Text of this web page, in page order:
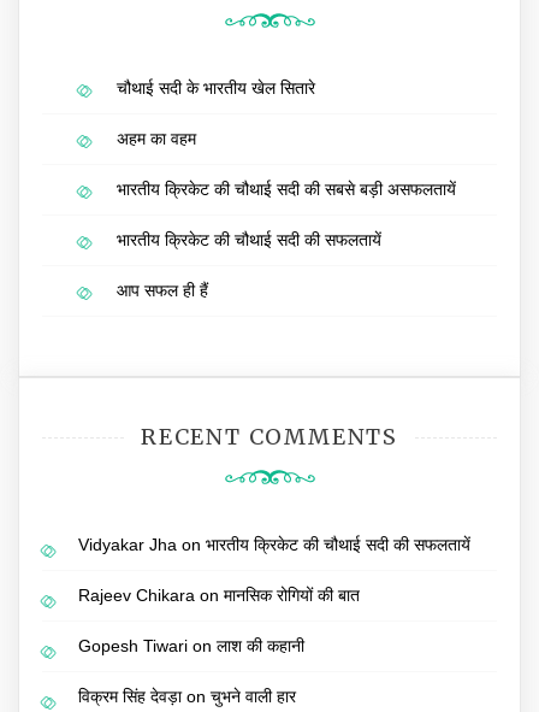
चौथाई सदी के भारतीय खेल सितारे
अहम का वहम
भारतीय क्रिकेट की चौथाई सदी की सबसे बड़ी असफलतायें
भारतीय क्रिकेट की चौथाई सदी की सफलतायें
आप सफल ही हैं
RECENT COMMENTS
Vidyakar Jha on भारतीय क्रिकेट की चौथाई सदी की सफलतायें
Rajeev Chikara on मानसिक रोगियों की बात
Gopesh Tiwari on लाश की कहानी
विक्रम सिंह देवड़ाon चुभने वाली हार